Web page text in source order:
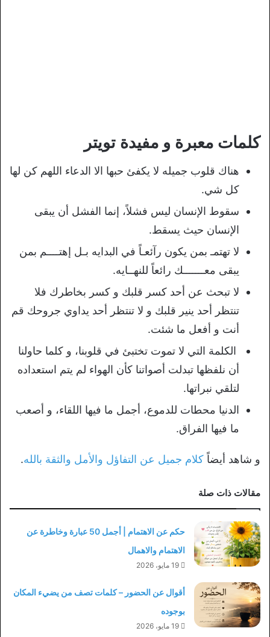
كلمات معبرة و مفيدة تويتر
هناك قلوب جميله لا يكفئ حبها الا الدعاء اللهم كن لها
كل شي.
سقوط الإنسان ليس فشلاً، إنما الفشل أن يبقى
الإنسان حيث يسقط.
لا تهتمـ بمن يكون رآئعـاً في البدايه بـل إهتــــم بمن
يبقى معـــــــك رائعاً للنهــايه.
لا تبحث عن أحد كسر قلبك و كسر بخاطرك فلا
تنتظر أحد ينير قلبك و لا تنتظر أحد يداوي جروحك قم
أنت و أفعل ما شئت.
الكلمة التي لا تموت تختبئ في قلوبنا، و كلما حاولنا
أن نلفظها تبدلت أصواتنا كأن الهواء لم يتم استعداده
لتلقي نبراتها.
الدنيا محطات للدموع، أجمل ما فيها اللقاء، و أصعب
ما فيها الفراق.
و شاهد أيضاً كلام جميل عن التفاؤل والأمل والثقة بالله.
مقالات ذات صلة
حكم عن الاهتمام | أجمل 50 عبارة وخاطرة عن
الاهتمام والاهمال
19 مايو، 2026
أقوال عن الحضور – كلمات تصف من يضيء المكان
بوجوده
19 مايو، 2026